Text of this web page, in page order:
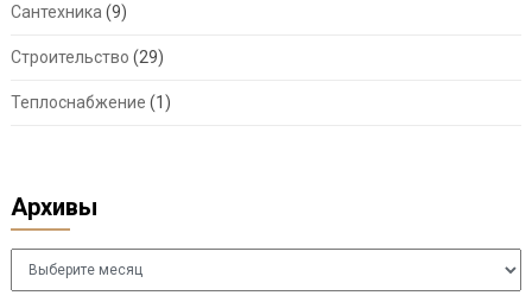
Сантехника (9)
Строительство (29)
Теплоснабжение (1)
Архивы
Архивы